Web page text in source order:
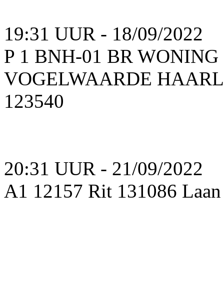
19:31 UUR - 18/09/2022
P 1 BNH-01 BR WONING
VOGELWAARDE
123540
20:31 UUR - 21/09/2022
A1 12157 Rit 131086